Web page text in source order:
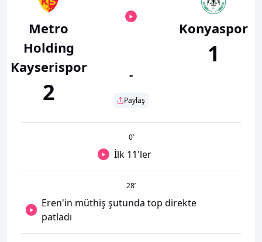
Metro
Holding
Kayserispor
2
-
Paylaş
Konyaspor
1
0’
İlk 11'ler
28’
Eren'in müthiş şutunda top direkte
patladı